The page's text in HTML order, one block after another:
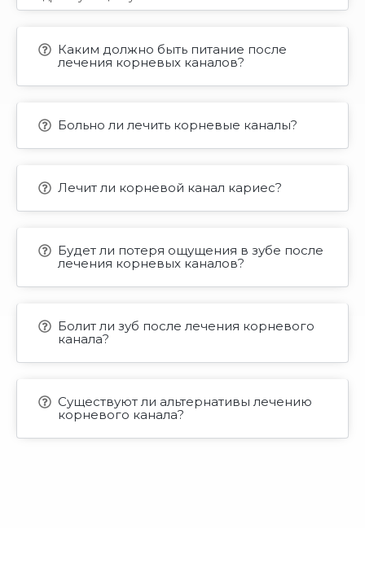
Каким должно быть питание после
лечения корневых каналов?
Больно ли лечить корневые каналы?
Лечит ли корневой канал кариес?
Будет ли потеря ощущения в зубе после
лечения корневых каналов?
Болит ли зуб после лечения корневого
канала?
Существуют ли альтернативы лечению
корневого канала?